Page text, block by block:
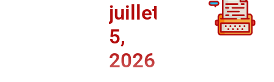
juillet
5,
2026